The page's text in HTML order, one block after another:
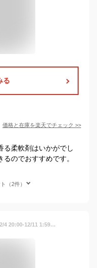
る
価格と在庫を楽天でチェック >>
る柔軟剤はいかがでし
のでおすすめです。
（2件）
【SS限定★購入金額特典あり】【12/4 20:00-12/11 1:59】【公式】arFUM アフューム 香りビーズ ミニボトル 150g 約6回分 ラ・セーヌ ミントの香り アロマビーズ 吸水力UP フレグランス 洗濯ビーズ 香水ビーズ 衣類用